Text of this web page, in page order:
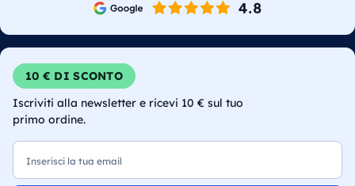
10 € DI SCONTO
Iscriviti alla newsletter e ricevi 10 € sul tuo
primo ordine.